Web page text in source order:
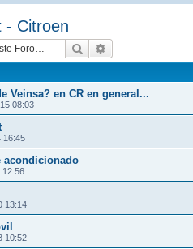
- Citroen
Buscar
Veinsa? en CR en general...
08:03
16:45
acondicionado
12:56
13:14
10:52